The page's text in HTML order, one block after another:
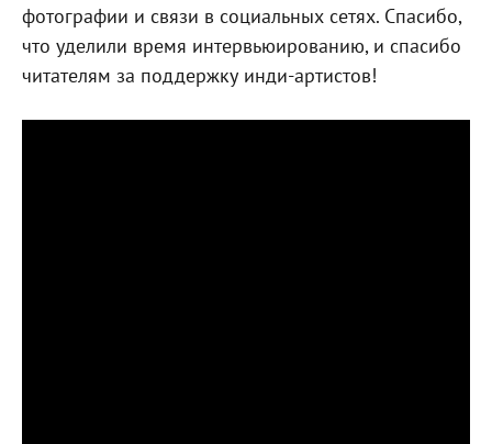
фотографии и связи в социальных сетях. Спасибо,
что уделили время интервьюированию, и спасибо
читателям за поддержку инди-артистов!